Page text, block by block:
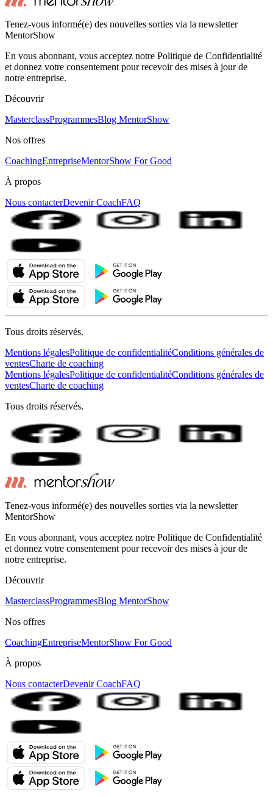
Tenez-vous informé(e) des nouvelles sorties via la newsletter
MentorShow
En vous abonnant, vous acceptez notre Politique de Confidentialité
et donnez votre consentement pour recevoir des mises à jour de
notre entreprise.
Découvrir
MasterclassProgrammesBlog MentorShow
Nos offres
CoachingEntrepriseMentorShow For Good
À propos
Nous contacterDevenir CoachFAQ
Tous droits réservés.
Mentions légalesPolitique de confidentialitéConditions générales de
ventesCharte de coaching
Mentions légalesPolitique de confidentialitéConditions générales de
ventesCharte de coaching
Tous droits réservés.
Tenez-vous informé(e) des nouvelles sorties via la newsletter
MentorShow
En vous abonnant, vous acceptez notre Politique de Confidentialité
et donnez votre consentement pour recevoir des mises à jour de
notre entreprise.
Découvrir
MasterclassProgrammesBlog MentorShow
Nos offres
CoachingEntrepriseMentorShow For Good
À propos
Nous contacterDevenir CoachFAQ